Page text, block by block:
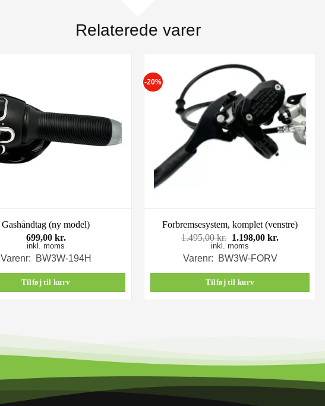
Relaterede varer
Gashåndtag (ny model)
699,00 kr.
inkl. moms
Varenr: BW3W-194H
Tilføj til kurv
-20%
Forbremsesystem, komplet (venstre)
1.495,00kr. Den
oprindelige
pris
1.495,00 kr..
1.198,00 kr.Den
1.198,00 kr..
inkl. moms
Varenr: BW3W-FORV
Tilføj til kurv